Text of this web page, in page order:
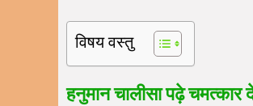
विषय वस्तु
हनुमान चालीसा पढ़े